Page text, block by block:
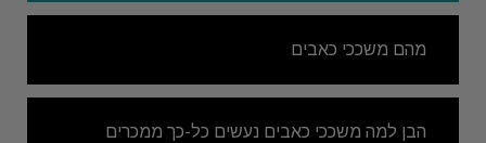
מהם משככי כאבים
הבן למה משככי כאבים נעשים כל-כך ממכרים